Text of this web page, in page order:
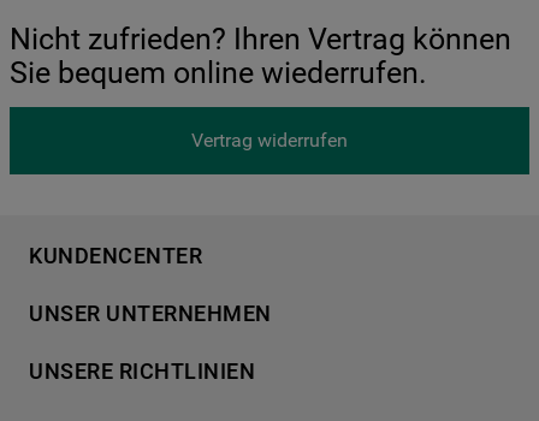
Nicht zufrieden? Ihren Vertrag können
Sie bequem online wiederrufen.
Vertrag widerrufen
KUNDENCENTER
Händlersuche
Häufige Fragen
UNSER UNTERNEHMEN
Für Händler
UNSERE RICHTLINIEN